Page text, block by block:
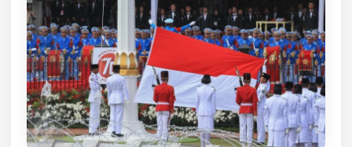
n
S
o
e
h
a
r
t